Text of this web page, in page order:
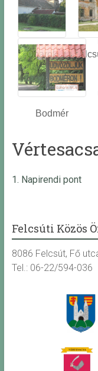
Óbarok
Bodmér
1. Napirendi pont
Felcsúti Közös
8086 Felcsút, Fő
Tel.: 06-22/594-036